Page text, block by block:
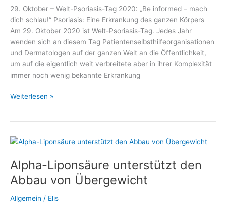
29. Oktober – Welt-Psoriasis-Tag 2020: „Be informed – mach
dich schlau!“ Psoriasis: Eine Erkrankung des ganzen Körpers
Am 29. Oktober 2020 ist Welt-Psoriasis-Tag. Jedes Jahr
wenden sich an diesem Tag Patientenselbsthilfeorganisationen
und Dermatologen auf der ganzen Welt an die Öffentlichkeit,
um auf die eigentlich weit verbreitete aber in ihrer Komplexität
immer noch wenig bekannte Erkrankung
Welt-
mit
Informationsangebot
Weiterlesen »
Alpha-Liponsäure unterstützt den
Abbau von Übergewicht
Allgemein / Elis